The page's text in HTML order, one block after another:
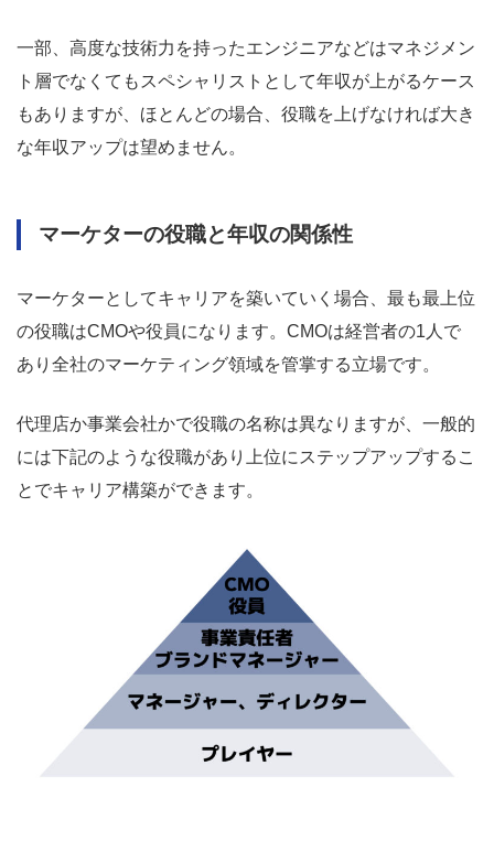
一部、高度な技術力を持ったエンジニアなどはマネジメン
ト層でなくてもスペシャリストとして年収が上がるケース
もありますが、ほとんどの場合、役職を上げなければ大き
な年収アップは望めません。
マーケターの役職と年収の関係性
マーケターとしてキャリアを築いていく場合、最も最上位
の役職はCMOや役員になります。CMOは経営者の1人で
あり全社のマーケティング領域を管掌する立場です。
代理店か事業会社かで役職の名称は異なりますが、一般的
には下記のような役職があり上位にステップアップするこ
とでキャリア構築ができます。